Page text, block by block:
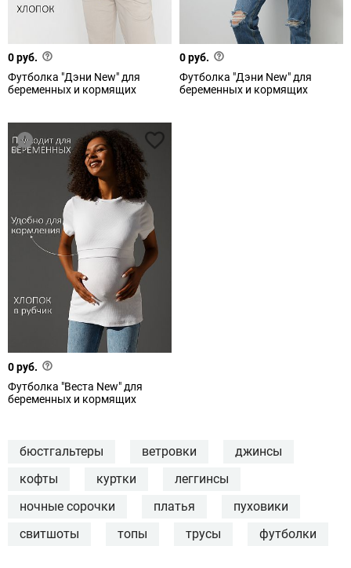
0 руб.
Футболка "Дэни New" для
беременных и кормящих
0 руб.
Футболка "Дэни New" для
беременных и кормящих
0 руб.
Футболка "Веста New" для
беременных и кормящих
бюстгальтеры ветровки
джинсы
кофты
куртки
леггинсы
ночные сорочки
платья
пуховики
свитшоты
топы трусы футболки